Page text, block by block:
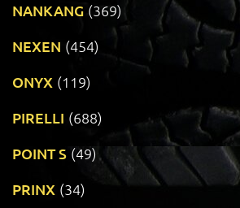
NANKANG (369)
NEXEN (454)
ONYX (119)
PIRELLI (688)
POINT S (49)
PRINX (34)